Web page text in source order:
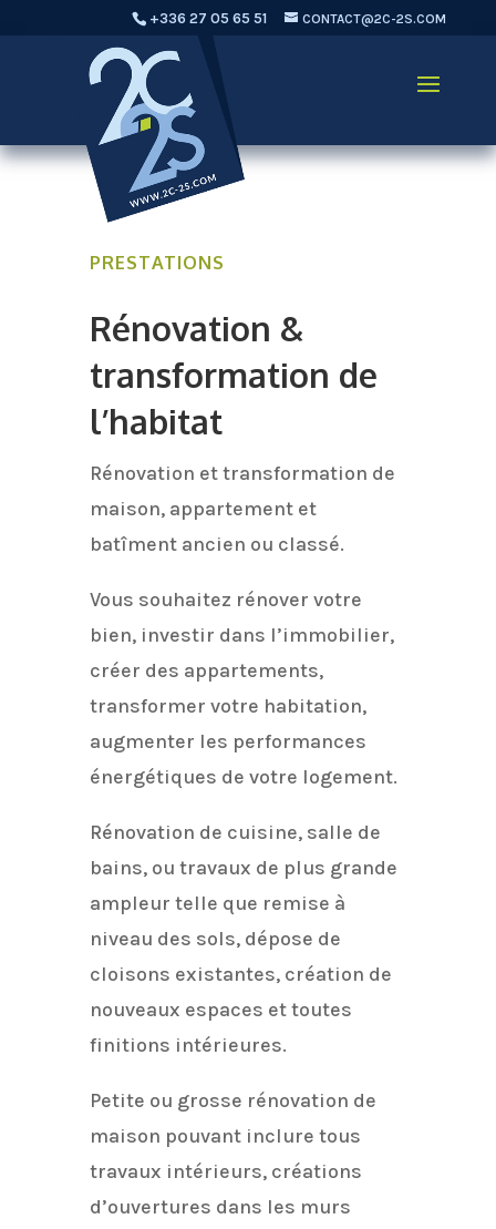
+336 27 05 65 51 CONTACT@2C-2S.COM
PRESTATIONS
Rénovation &
transformation de
l’habitat
Rénovation et transformation de
maison, appartement et
batîment ancien ou classé.
Vous souhaitez rénover votre
bien, investir dans l’immobilier,
créer des appartements,
transformer votre habitation,
augmenter les performances
énergétiques de votre logement.
Rénovation de cuisine, salle de
bains, ou travaux de plus grande
ampleur telle que remise à
niveau des sols, dépose de
cloisons existantes, création de
nouveaux espaces et toutes
finitions intérieures.
Petite ou grosse rénovation de
maison pouvant inclure tous
travaux intérieurs, créations
d’ouvertures dans les murs